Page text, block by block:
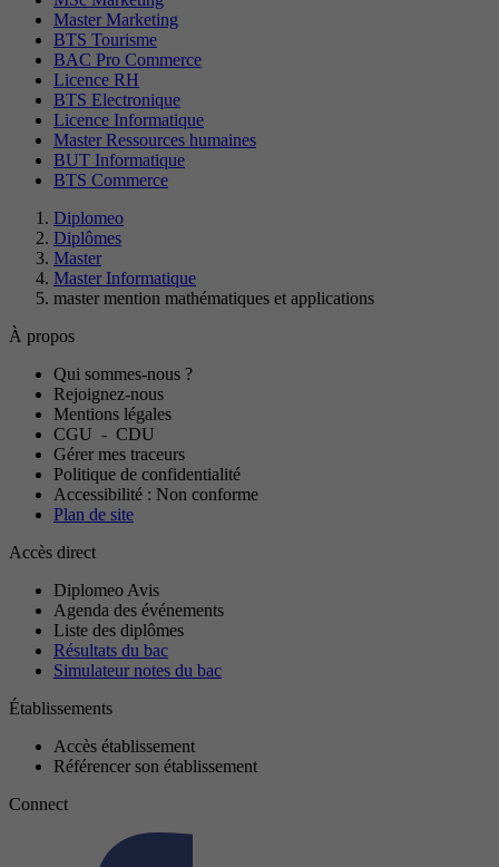
Master Marketing
BTS Tourisme
BAC Pro Commerce
Licence RH
BTS Electronique
Licence Informatique
Master Ressources humaines
BUT Informatique
BTS Commerce
Diplomeo
Diplômes
Master
Master Informatique
master mention mathématiques et applications
À propos
Qui sommes-nous ?
Rejoignez-nous
Mentions légales
CGU - CDU
Gérer mes traceurs
Politique de confidentialité
Accessibilité : Non conforme
Plan de site
Accès direct
Diplomeo Avis
Agenda des événements
Liste des diplômes
Résultats du bac
Simulateur notes du bac
Établissements
Accès établissement
Référencer son établissement
Connect